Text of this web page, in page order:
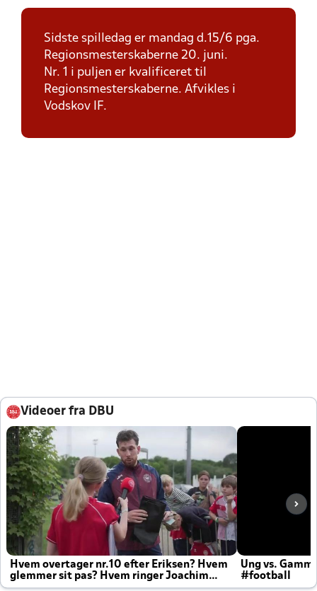
Sidste spilledag er mandag d.15/6 pga.
Regionsmesterskaberne 20. juni.
Nr. 1 i puljen er kvalificeret til
Regionsmesterskaberne. Afvikles i
Vodskov IF.
Videoer fra DBU
Hvem overtager nr.10 efter Eriksen? Hvem
glemmer sit pas? Hvem ringer Joachim
altid til efter kampe?
Ung vs.
#football